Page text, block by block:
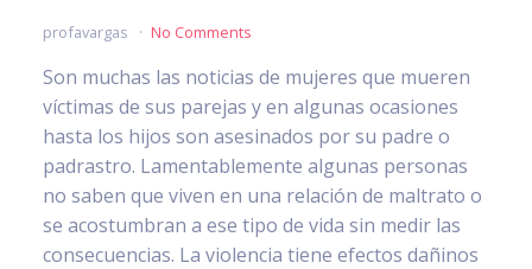
profavargas No Comments
Son muchas las noticias de mujeres que mueren
víctimas de sus parejas y en algunas ocasiones
hasta los hijos son asesinados por su padre o
padrastro. Lamentablemente algunas personas
no saben que viven en una relación de maltrato o
se acostumbran a ese tipo de vida sin medir las
consecuencias. La violencia tiene efectos dañinos